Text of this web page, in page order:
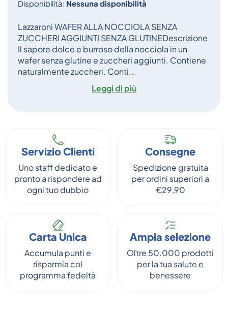
Disponibilità: Nessuna disponibilità
Lazzaroni WAFER ALLA NOCCIOLA SENZA
ZUCCHERI AGGIUNTI SENZA GLUTINEDescrizione
Il sapore dolce e burroso della nocciola in un
wafer senza glutine e zuccheri aggiunti. Contiene
naturalmente zuccheri. Conti...
Leggi di più
Servizio Clienti
Uno staff dedicato e
pronto a rispondere ad
ogni tuo dubbio
Consegne
Spedizione gratuita
per ordini superiori a
€29,90
Carta Unica
Accumula punti e
risparmia col
programma fedeltà
Ampia selezione
Oltre 50.000 prodotti
per la tua salute e
benessere